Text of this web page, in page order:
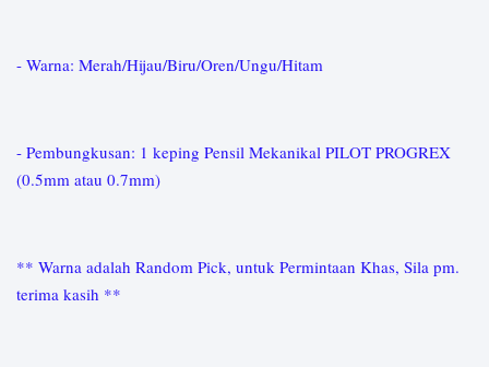
- Warna: Merah/Hijau/Biru/Oren/Ungu/Hitam
- Pembungkusan: 1 keping Pensil Mekanikal PILOT PROGREX
(0.5mm atau 0.7mm)
** Warna adalah Random Pick, untuk Permintaan Khas, Sila pm.
terima kasih **